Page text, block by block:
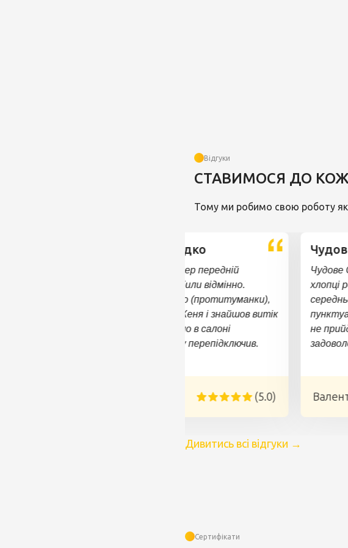
Відгуки
СТАВИМОСЯ ДО
Тому ми робимо свою роботу
Зробили все швидко
Заїжджав на сто, бампер передній
відреставрували і зробили відмінно.
Провели в салон світло (протитуманки),
відмінний електрик - Женя і знайшов витік
електроенергії, і світло в салоні
полагодив, і магнітолу перепідключив.
(5.0)
Чудове
хлопці
не
Дивитись всі відгуки →
Сертифікати